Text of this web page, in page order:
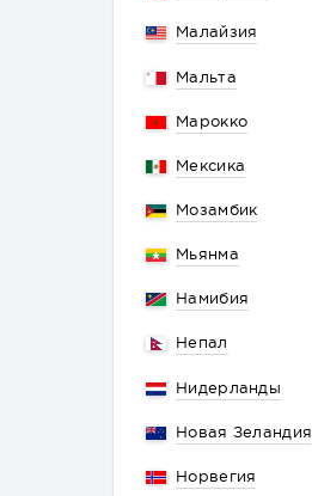
Малайзия
Мальта
Марокко
Мексика
Мозамбик
Мьянма
Намибия
Непал
Нидерланды
Новая Зеландия
Норвегия